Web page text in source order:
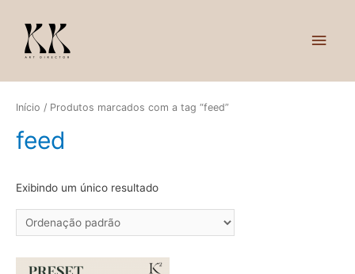
Início / Produtos marcados com a tag “feed”
feed
Exibindo um único resultado